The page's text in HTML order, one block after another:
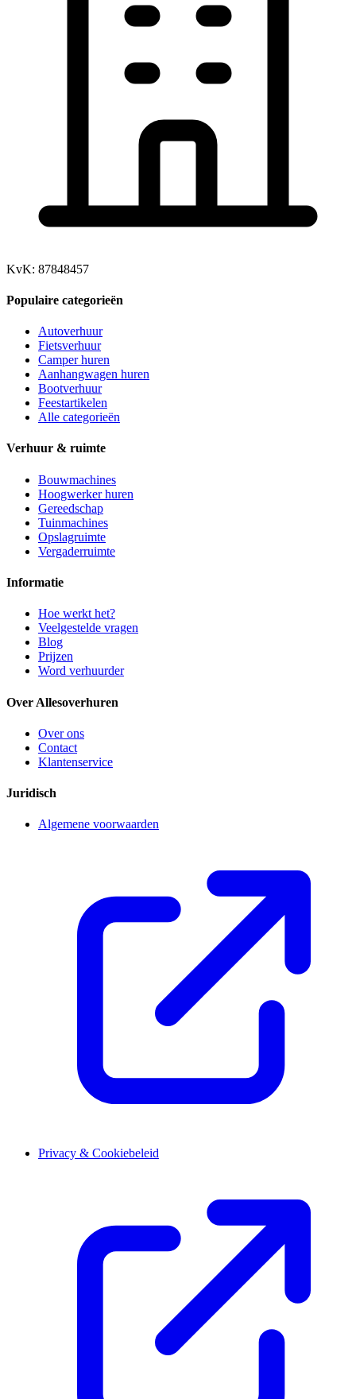
KvK: 87848457
Populaire categorieën
Autoverhuur
Fietsverhuur
Camper huren
Aanhangwagen huren
Bootverhuur
Feestartikelen
Alle categorieën
Verhuur & ruimte
Bouwmachines
Hoogwerker huren
Gereedschap
Tuinmachines
Opslagruimte
Vergaderruimte
Informatie
Hoe werkt het?
Veelgestelde vragen
Blog
Prijzen
Word verhuurder
Over Allesoverhuren
Over ons
Contact
Klantenservice
Juridisch
Algemene voorwaarden
Privacy & Cookiebeleid